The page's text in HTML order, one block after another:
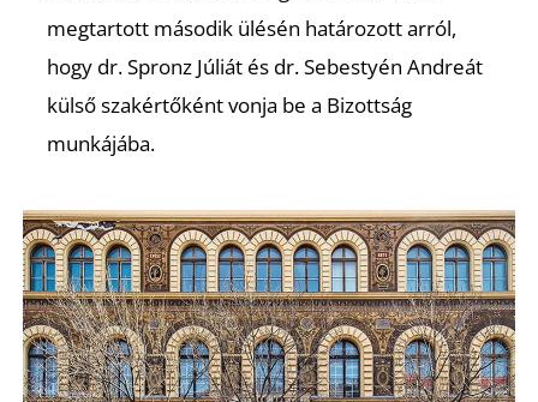
megtartott második ülésén határozott arról,
hogy dr. Spronz Júliát és dr. Sebestyén Andreát
külső szakértőként vonja be a Bizottság
munkájába.